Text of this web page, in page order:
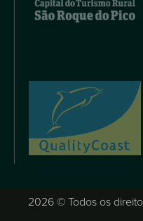
2026 © Todos os